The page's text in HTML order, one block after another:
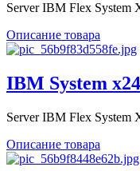
Server IBM Flex System
Описание товара
IBM System
Server IBM Flex System
Описание товара